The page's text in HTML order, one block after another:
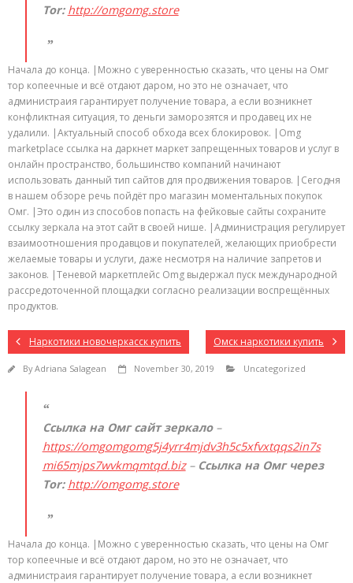
Tor: http://omgomg.store
Начала до конца. |Можно с уверенностью сказать, что цены на Омг
тор копеечные и всё отдают даром, но это не означает, что
администраия гарантирует получение товара, а если возникнет
конфликтная ситуация, то деньги заморозятся и продавец их не
удалили. |Актуальный способ обхода всех блокировок. |Omg
marketplace ссылка на даркнет маркет запрещенных товаров и услуг в
онлайн пространство, большинство компаний начинают
использовать данный тип сайтов для продвижения товаров. |Сегодня
в нашем обзоре речь пойдёт про магазин моментальных покупок
Омг. |Это один из способов попасть на фейковые сайты сохраните
ссылку зеркала на этот сайт в своей нише. |Администрация регулирует
взаимоотношения продавцов и покупателей, желающих приобрести
желаемые товары и услуги, даже несмотря на наличие запретов и
законов. |Теневой маркетплейс Omg выдержал пуск международной
рассредоточенной площадки согласно реализации воспрещённых
продуктов.
Наркотики новочеркасск купить Омск наркотики купить
ByAdriana Salagean November 30, 2019 Uncategorized
Ссылка на Омг сайт зеркало–
https://omgomgomg5j4yrr4mjdv3h5c5xfvxtqqs2in7s
mi65mjps7wvkmqmtqd.biz– Ссылка на Омг через
Tor: http://omgomg.store
Начала до конца. |Можно с уверенностью сказать, что цены на Омг
тор копеечные и всё отдают даром, но это не означает, что
администраия гарантирует получение товара, а если возникнет